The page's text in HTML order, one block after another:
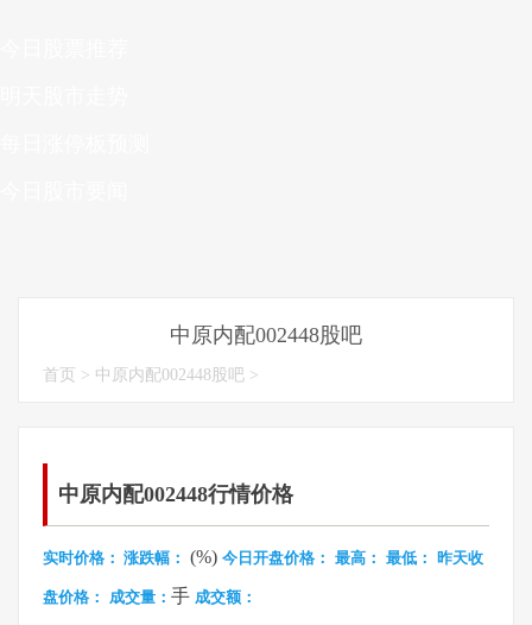
中原内配002448股吧
首页 > 中原内配002448股吧 >
中原内配002448行情价格
实时价格： 涨跌幅： (%) 今日开盘价格： 最高： 最低： 昨天收
盘价格： 成交量： 手 成交额：